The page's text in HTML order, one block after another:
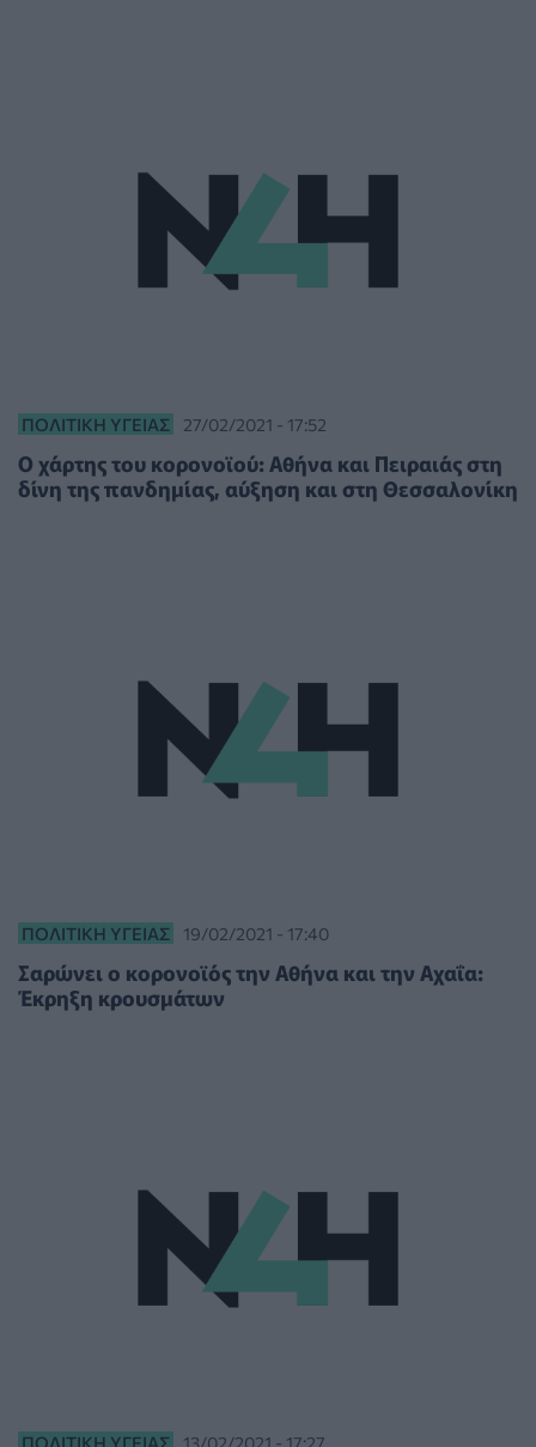
ΠΟΛΙΤΙΚΉ ΥΓΕΊΑΣ 27/02/2021 - 17:52
Ο χάρτης του κορονοϊού: Αθήνα και Πειραιάς στη
δίνη της πανδημίας, αύξηση και στη Θεσσαλονίκη
ΠΟΛΙΤΙΚΉ ΥΓΕΊΑΣ 19/02/2021 - 17:40
Σαρώνει ο κορονοϊός την Αθήνα και την Αχαΐα:
Έκρηξη κρουσμάτων
ΠΟΛΙΤΙΚΉ ΥΓΕΊΑΣ 13/02/2021 - 17:27